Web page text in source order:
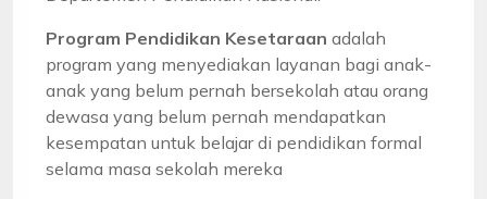
Program Pendidikan Kesetaraan adalah
program yang menyediakan layanan bagi anak-
anak yang belum pernah bersekolah atau orang
dewasa yang belum pernah mendapatkan
kesempatan untuk belajar di pendidikan formal
selama masa sekolah mereka